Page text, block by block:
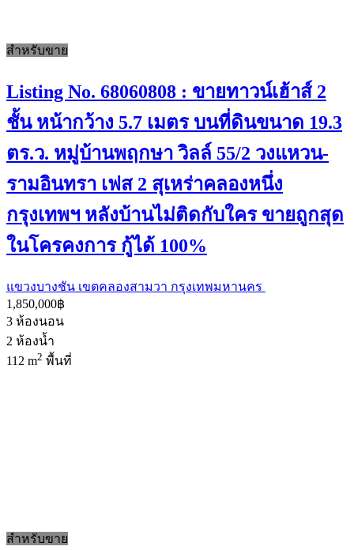
สำหรับขาย
Listing No. 68060808 : ขายทาวน์เฮ้าส์ 2
ชั้น หน้ากว้าง 5.7 เมตร บนที่ดินขนาด 19.3
ตร.ว. หมู่บ้านพฤกษา วิลล์ 55/2 วงแหวน-
รามอินทรา เฟส 2 สุเหร่าคลองหนึ่ง
กรุงเทพฯ หลังบ้านไม่ติดกับใคร ขายถูกสุด
ในโครคงการ กู้ได้ 100%
แขวงบางชัน เขตคลองสามวา กรุงเทพมหานคร
1,850,000฿
3 ห้องนอน
2 ห้องน้ำ
112 m2 พื้นที่
สำหรับขาย